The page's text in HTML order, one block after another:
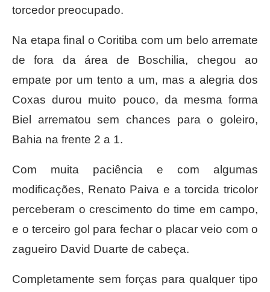
torcedor preocupado.
Na etapa final o Coritiba com um belo arremate
de fora da área de Boschilia, chegou ao
empate por um tento a um, mas a alegria dos
Coxas durou muito pouco, da mesma forma
Biel arrematou sem chances para o goleiro,
Bahia na frente 2 a 1.
Com muita paciência e com algumas
modificações, Renato Paiva e a torcida tricolor
perceberam o crescimento do time em campo,
e o terceiro gol para fechar o placar veio com o
zagueiro David Duarte de cabeça.
Completamente sem forças para qualquer tipo